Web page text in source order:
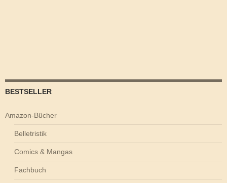
BESTSELLER
Amazon-Bücher
Belletristik
Comics & Mangas
Fachbuch